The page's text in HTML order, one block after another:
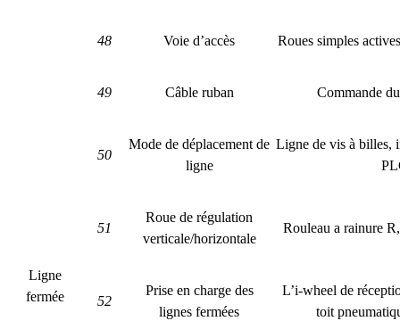
48 Voie d’accès Roues simples
Ligne
fermée
49 Câble ruban Commande
50
Mode de déplacement de
ligne
Ligne de vis à billes,
51
Roue de régulation
verticale/horizontale
Rouleau a rainure
52
Prise en charge des
lignes fermées
L’i-wheel de
toit